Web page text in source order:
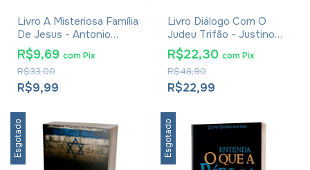
Livro A Misteriosa Família
De Jesus - Antonio
Sérgio Valente
R$9,99
R$33,00
R$9,69 comPix
Livro Diálogo Com O
Judeu Trifão - Justino
Mártir - Coleção A
Patrística Vol. VIII
R$22,99
R$48,90
R$22,30 com Pix
Esgotado Esgotado